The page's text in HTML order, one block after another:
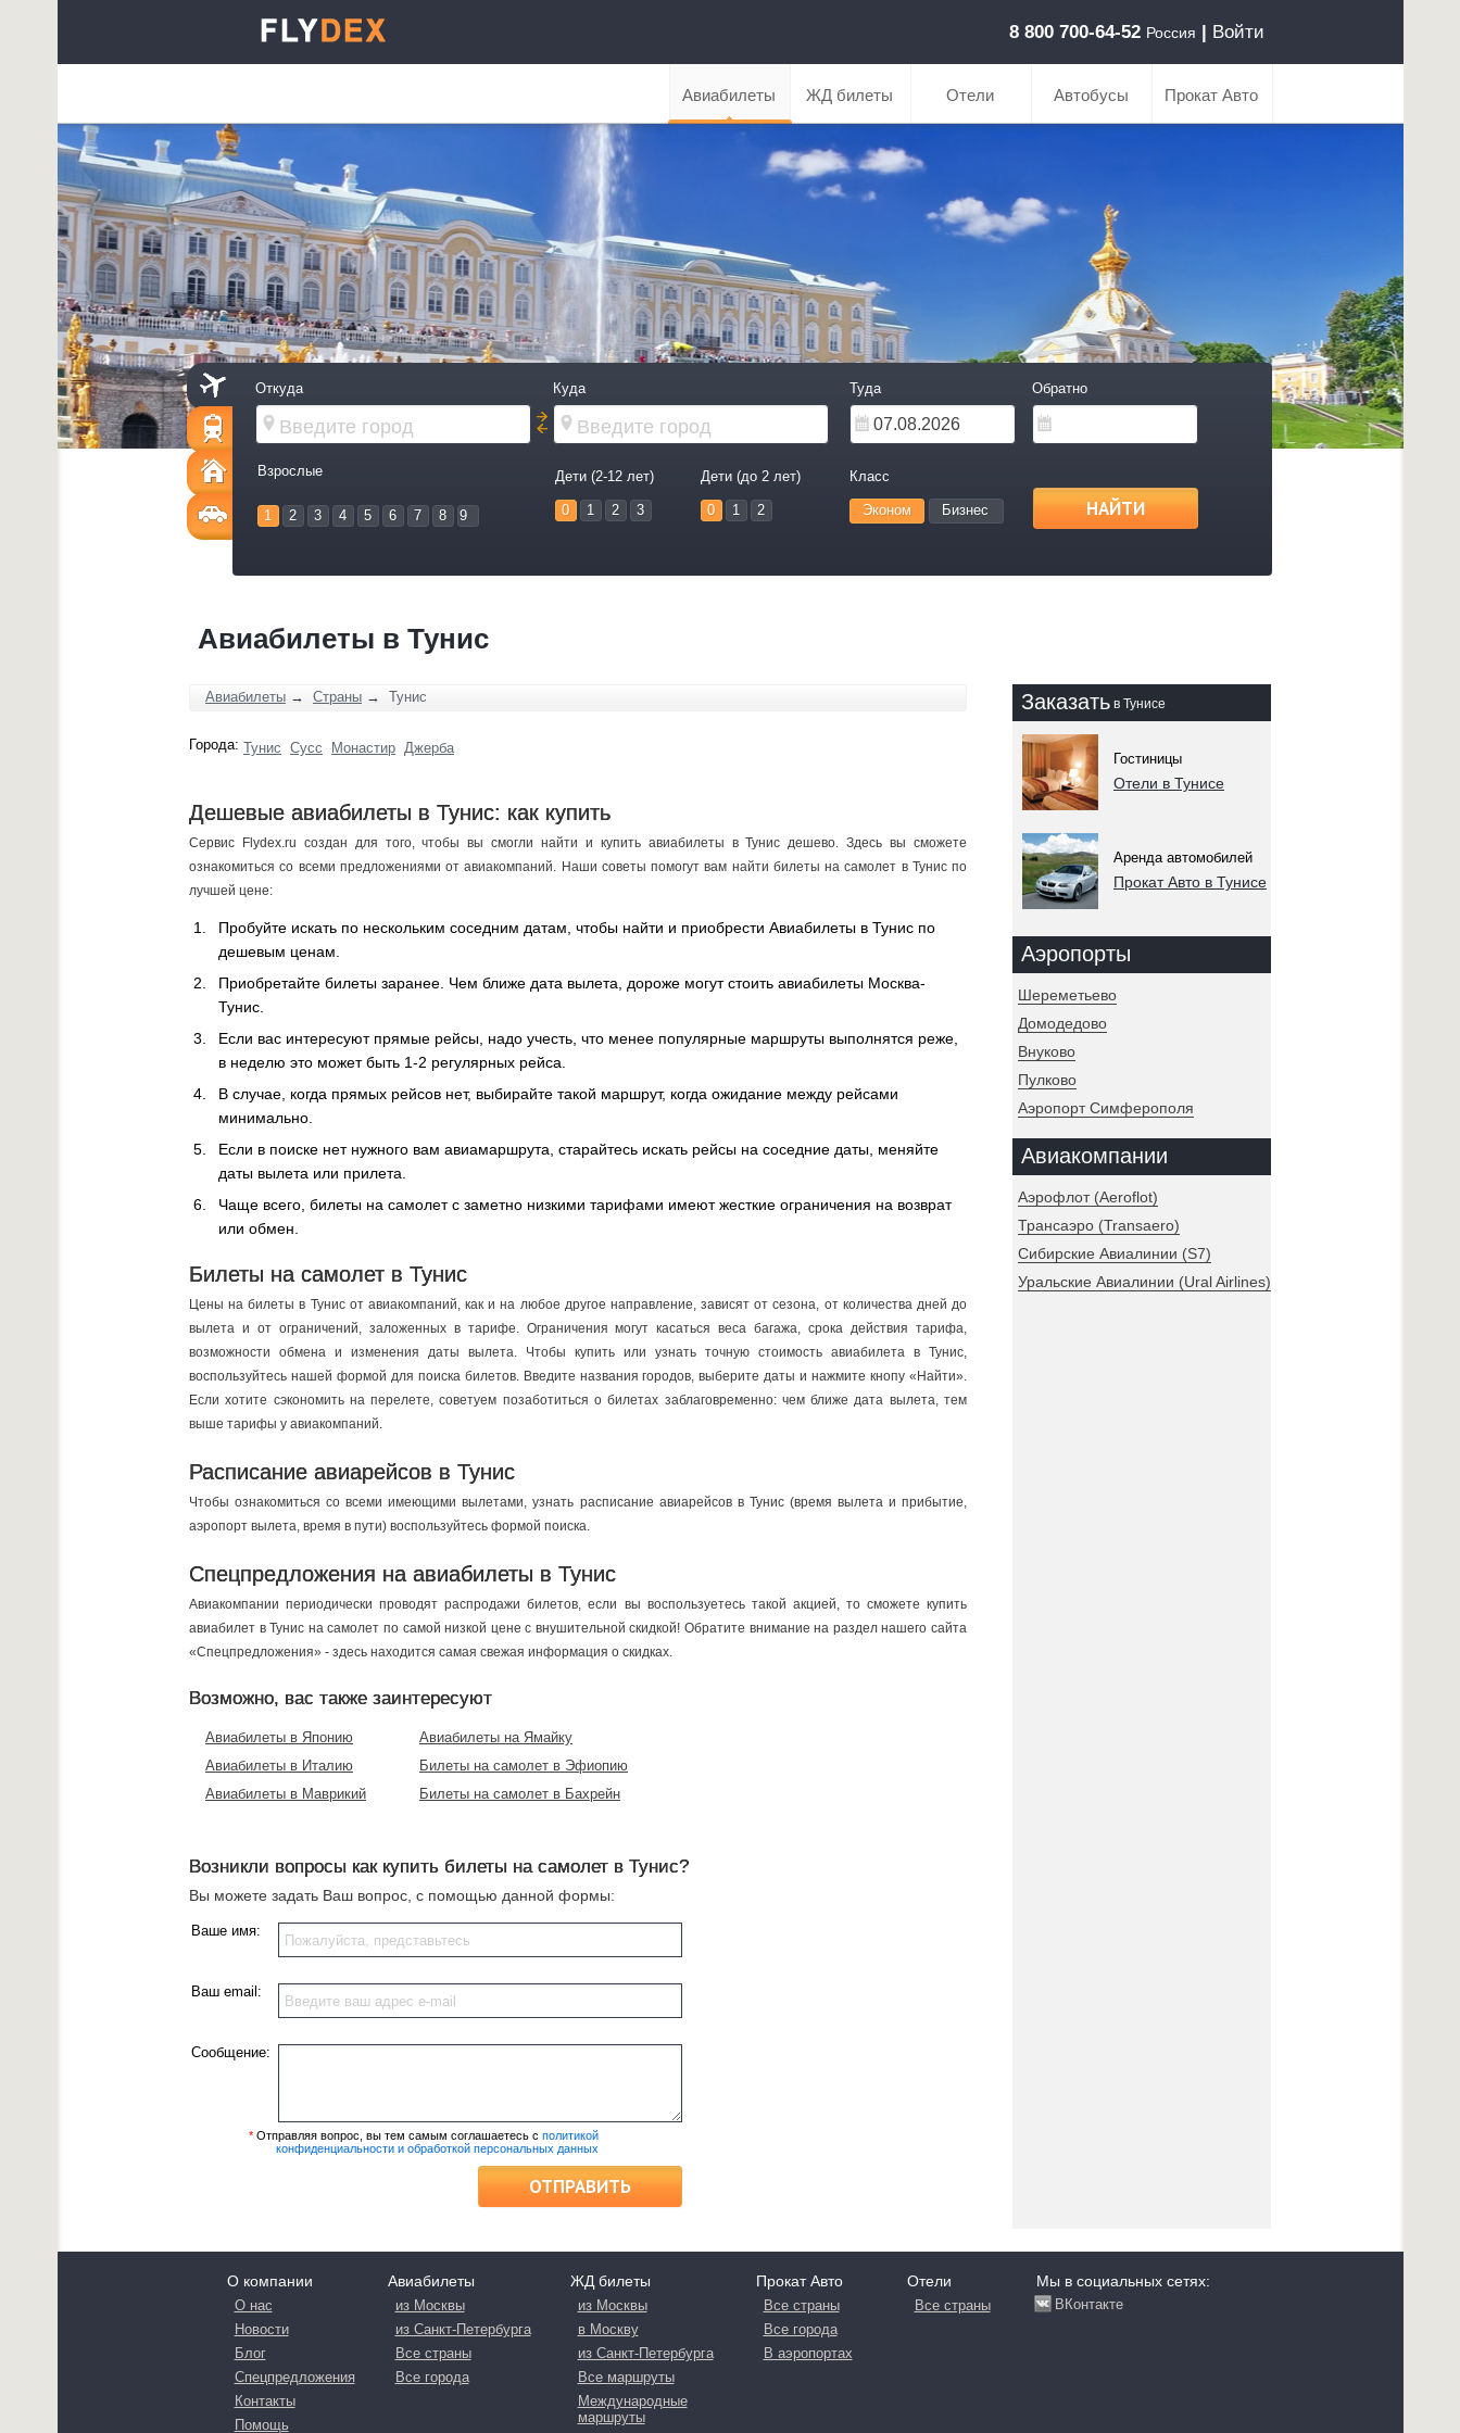
8 800 700-64-52 Россия | Войти
Авиабилеты ЖД билеты Отели Автобусы Прокат Авто
Откуда Куда Туда Обратно
Взрослые
1 2 3 4 5 6 7 8 9
Дети (2-12 лет) Дети (до 2 лет)
0 1 2 3 0 1 2
Класс
Эконом Бизнес НАЙТИ
Авиабилеты в Тунис
Авиабилеты → Страны → Тунис
Города: Тунис Сусс Монастир Джерба
Дешевые авиабилеты в Тунис: как купить
Сервис Flydex.ru создан для того, чтобы вы смогли найти и купить авиабилеты в Тунис дешево. Здесь вы сможете
ознакомиться со всеми предложениями от авиакомпаний. Наши советы помогут вам найти билеты на самолет в Тунис по
лучшей цене:
Пробуйте искать по нескольким соседним датам, чтобы найти и приобрести Авиабилеты в Тунис по
дешевым ценам.
Приобретайте билеты заранее. Чем ближе дата вылета, дороже могут стоить авиабилеты Москва-
Тунис.
Если вас интересуют прямые рейсы, надо учесть, что менее популярные маршруты выполнятся реже,
в неделю это может быть 1-2 регулярных рейса.
В случае, когда прямых рейсов нет, выбирайте такой маршрут, когда ожидание между рейсами
минимально.
Если в поиске нет нужного вам авиамаршрута, старайтесь искать рейсы на соседние даты, меняйте
даты вылета или прилета.
Чаще всего, билеты на самолет с заметно низкими тарифами имеют жесткие ограничения на возврат
или обмен.
Билеты на самолет в Тунис
Цены на билеты в Тунис от авиакомпаний, как и на любое другое направление, зависят от сезона, от количества дней до
вылета и от ограничений, заложенных в тарифе. Ограничения могут касаться веса багажа, срока действия тарифа,
возможности обмена и изменения даты вылета. Чтобы купить или узнать точную стоимость авиабилета в Тунис,
воспользуйтесь нашей формой для поиска билетов. Введите названия городов, выберите даты и нажмите кнопу «Найти».
Если хотите сэкономить на перелете, советуем позаботиться о билетах заблаговременно: чем ближе дата вылета, тем
выше тарифы у авиакомпаний.
Расписание авиарейсов в Тунис
Чтобы ознакомиться со всеми имеющими вылетами, узнать расписание авиарейсов в Тунис (время вылета и прибытие,
аэропорт вылета, время в пути) воспользуйтесь формой поиска.
Спецпредложения на авиабилеты в Тунис
Авиакомпании периодически проводят распродажи билетов, если вы воспользуетесь такой акцией, то сможете купить
авиабилет в Тунис на самолет по самой низкой цене с внушительной скидкой! Обратите внимание на раздел нашего сайта
«Спецпредложения» - здесь находится самая свежая информация о скидках.
Возможно, вас также заинтересуют
Авиабилеты в Японию
Авиабилеты в Италию
Авиабилеты в Маврикий
Авиабилеты на Ямайку
Билеты на самолет в Эфиопию
Билеты на самолет в Бахрейн
Заказать в Тунисе
Гостиницы
Отели в Тунисе
Аренда автомобилей
Прокат Авто в Тунисе
Аэропорты
Шереметьево
Домодедово
Внуково
Пулково
Аэропорт Симферополя
Авиакомпании
Аэрофлот (Aeroflot)
Трансаэро (Transaero)
Сибирские Авиалинии (S7)
Уральские Авиалинии (Ural Airlines)
Возникли вопросы как купить билеты на самолет в Тунис?
Вы можете задать Ваш вопрос, с помощью данной формы:
Ваше имя:
Ваш email:
Сообщение:
* Отправляя вопрос, вы тем самым соглашаетесь с политикой
конфиденциальности и обработкой персональных данных
ОТПРАВИТЬ
О компании
О нас
Новости
Блог
Спецпредложения
Контакты
Помощь
Авиабилеты
из Москвы
из Санкт-Петербурга
Все страны
Все города
ЖД билеты
из Москвы
в Москву
из Санкт-Петербурга
Все маршруты
Международные
маршруты
Прокат Авто
Все страны
Все города
В аэропортах
Отели
Все страны
Мы в социальных сетях:
ВКонтакте